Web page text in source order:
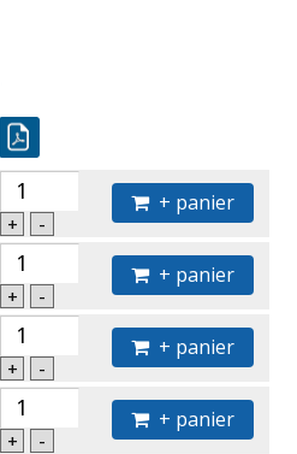
+ -
+ panier
+ -
+ panier
+ -
+ panier
+ -
+ panier